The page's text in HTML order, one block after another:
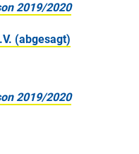
2019/2020
(abgesagt)
2019/2020